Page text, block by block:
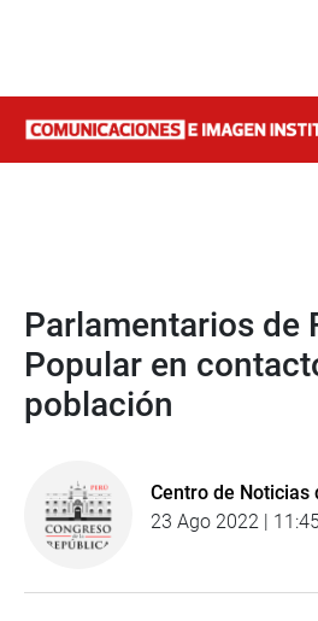
Parlamentarios de
Popular en
población
Centro de Noticias
23 Ago 2022 |